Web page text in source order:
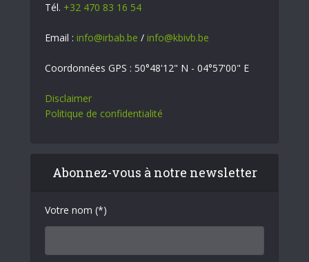
Tél. +32 470 83 16 54
Email : info@irbab.be / info@kbivb.be
Coordonnées GPS : 50°48'12" N - 04°57'00" E
Disclaimer
Politique de confidentialité
Abonnez-vous à notre newsletter
Votre nom (*)